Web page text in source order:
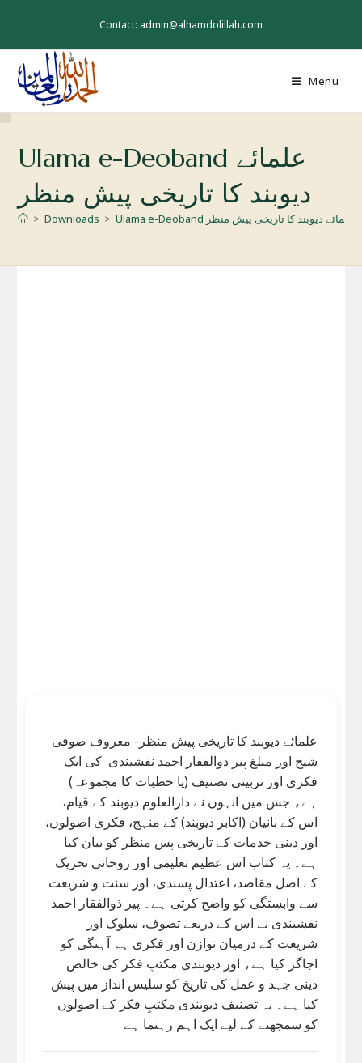
Contact: admin@alhamdolillah.com
Menu
Ulama e-Deoband علمائے
دیوبند کا تاریخی پیش منظر
> Downloads > Ulama e-Deoband علمائے دیوبند کا تاریخی پیش منظر
علمائے دیوبند کا تاریخی پیش منظر- معروف صوفی
شیخ اور مبلغ پیر ذوالفقار احمد نقشبندی کی ایک
فکری اور تربیتی تصنیف (یا خطبات کا مجموعہ)
ہے، جس میں انہوں نے دارالعلوم دیوبند کے قیام،
اس کے بانیان (اکابر دیوبند) کے منہج، فکری اصولوں،
اور دینی خدمات کے تاریخی پس منظر کو بیان کیا
ہے۔ یہ کتاب اس عظیم تعلیمی اور روحانی تحریک
کے اصل مقاصد، اعتدال پسندی، اور سنت و شریعت
سے وابستگی کو واضح کرتی ہے۔ پیر ذوالفقار احمد
نقشبندی نے اس کے ذریعے تصوف، سلوک اور
شریعت کے درمیان توازن اور فکری ہم آہنگی کو
اجاگر کیا ہے، اور دیوبندی مکتبِ فکر کی خالص
دینی جہد و عمل کی تاریخ کو سلیس انداز میں پیش
کیا ہے۔ یہ تصنیف دیوبندی مکتبِ فکر کے اصولوں
کو سمجھنے کے لیے ایک اہم رہنما ہے